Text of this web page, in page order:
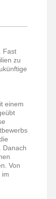
Fast
zu
einem
Danach
Von
im